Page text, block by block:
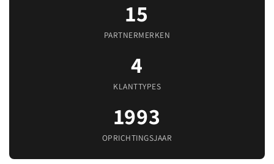
15
PARTNERMERKEN
4
KLANTTYPES
1993
OPRICHTINGSJAAR